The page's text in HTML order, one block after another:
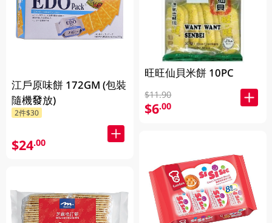
江戶原味餅 172GM (包裝
隨機發放)
2件$30
$24.00
旺旺仙貝米餅 10PC
$11.90
$6.00